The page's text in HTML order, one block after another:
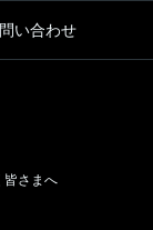
い合わせ
皆さまへ